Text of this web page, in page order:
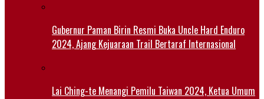
Gubernur Paman Birin Resmi Buka Uncle Hard Enduro
2024, Ajang Kejuaraan Trail Bertaraf Internasional
Lai Ching-te Menangi Pemilu Taiwan 2024, Ketua Umum